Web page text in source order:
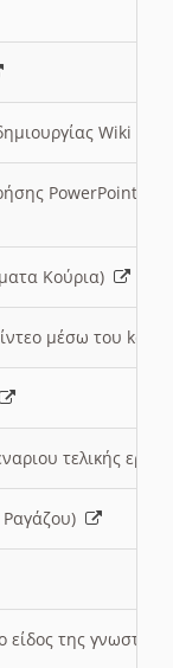
Wiki
PowerPoint
Κούρια)
μέσω του
τελικής
είδος της